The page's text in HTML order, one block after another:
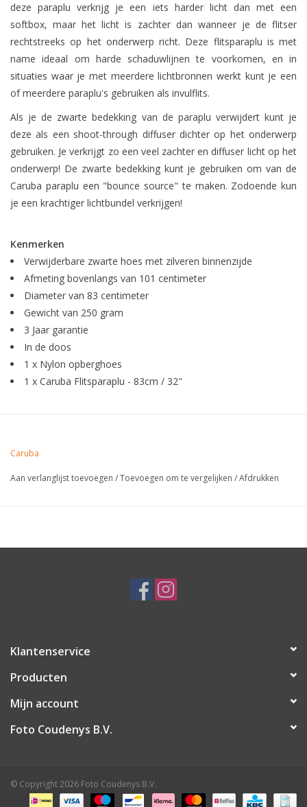
deze paraplu verkrijg je een iets harder licht dan met een
softbox, maar het licht is zachter dan wanneer je de flitser
rechtstreeks op het onderwerp richt. Deze flitsparaplu is met
name ideaal om harde schaduwlijnen te voorkomen, en in
situaties waar je met meerdere lichtbronnen werkt kunt je een
of meerdere paraplu's gebruiken als invulflits.
Als je de zwarte bedekking van de paraplu verwijdert kunt je
deze als een shoot-through diffuser dichter op het onderwerp
gebruiken. Je verkrijgt zo een veel zachter en diffuser licht op het
onderwerp! De zwarte bedekking kunt je gebruiken om van de
Caruba paraplu een "bounce source" te maken. Zodoende kun
je een krachtiger lichtbundel verkrijgen!
Kenmerken
Verwijderbare zwarte hoes met zilveren binnenzijde
Afmeting bovenlangs van 101 centimeter
Diameter van 83 centimeter
Gewicht van 250 gram
3 Jaar garantie
In de doos
1 x Nylon opberghoes
1 x Caruba Flitsparaplu - 83cm / 32"
Caruba
Aan verlanglijst toevoegen /Toevoegen om te vergelijken /Afdrukken
Klantenservice
Producten
Mijn account
Foto Coudenys B.V.
© Copyright 2026 Foto Coudenys B.V.